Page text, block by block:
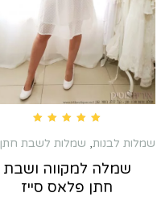
שמלות לבנות, שמלות לשבת חתן
שמלה למקווה ושבת
חתן פלאס סייז